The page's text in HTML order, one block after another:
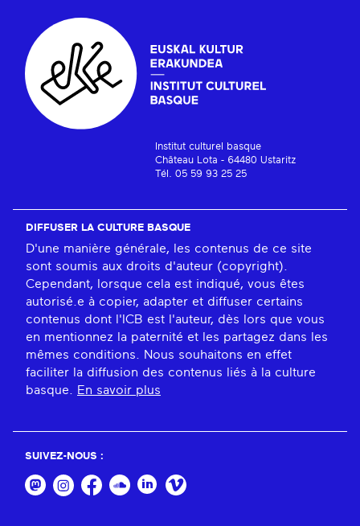
Institut culturel basque
Château Lota - 64480 Ustaritz
Tél. 05 59 93 25 25
DIFFUSER LA CULTURE BASQUE
D'une manière générale, les contenus de ce site
sont soumis aux droits d'auteur (copyright).
Cependant, lorsque cela est indiqué, vous êtes
autorisé.e à copier, adapter et diffuser certains
contenus dont l'ICB est l'auteur, dès lors que vous
en mentionnez la paternité et les partagez dans les
mêmes conditions. Nous souhaitons en effet
faciliter la diffusion des contenus liés à la culture
basque.
En savoir plus
SUIVEZ-NOUS :